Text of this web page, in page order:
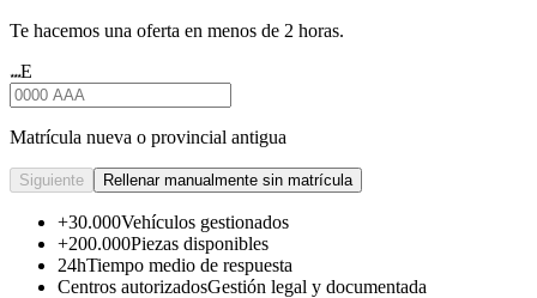
Te hacemos una oferta en menos de 2 horas.
★★★E
Matrícula nueva o provincial antigua
Siguiente Rellenar manualmente sin matrícula
+30.000Vehículos gestionados
+200.000Piezas disponibles
24hTiempo medio de respuesta
Centros autorizadosGestión legal y documentada